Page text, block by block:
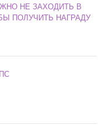
НЕ ЗАХОДИТЬ В
ПОЛУЧИТЬ НАГРАДУ